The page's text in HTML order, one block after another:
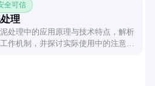
全可信
理
处理中的应用原理与技术特点，解析
作机制，并探讨实际使用中的注意事